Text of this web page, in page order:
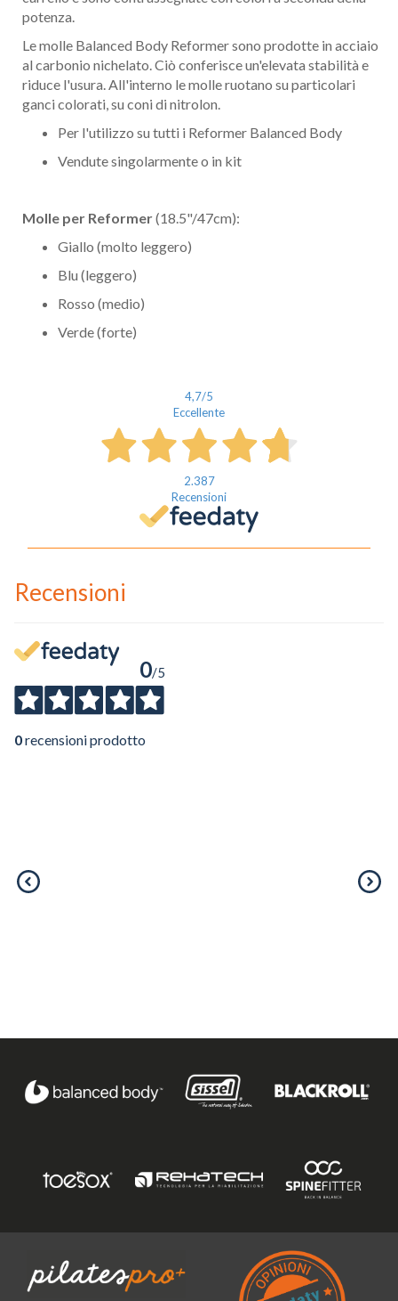
potenza.
Le molle Balanced Body Reformer sono prodotte in acciaio
al carbonio nichelato. Ciò conferisce un'elevata stabilità e
riduce l'usura. All'interno le molle ruotano su particolari
ganci colorati, su coni di nitrolon.
Per l'utilizzo su tutti i Reformer Balanced Body
Vendute singolarmente o in kit
Molle per Reformer(18.5"/47cm):
Giallo (molto leggero)
Blu (leggero)
Rosso (medio)
Verde (forte)
4,7/5
Eccellente
2.387
Recensioni
Recensioni
0/5
0recensioni prodotto